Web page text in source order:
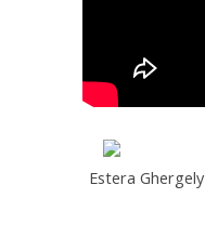
Estera Ghergely